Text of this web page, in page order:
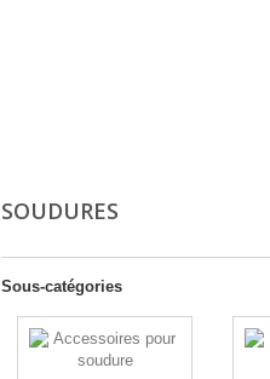
SOUDURES
Sous-catégories